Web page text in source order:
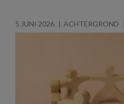
5 JUNI 2026 ACHTERGROND